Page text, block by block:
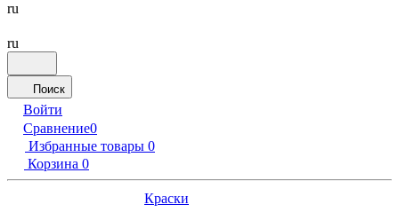
ru
ru
Поиск
Войти
Сравнение0
Избранные товары 0
Корзина 0
Краски